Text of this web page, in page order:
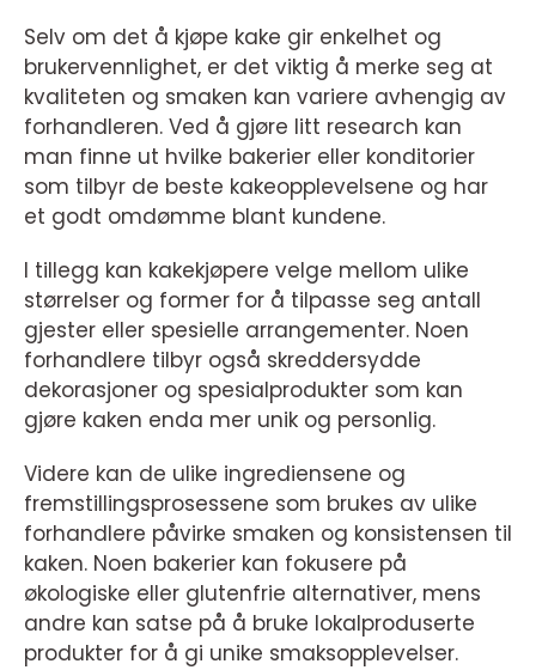
Selv om det å kjøpe kake gir enkelhet og
brukervennlighet, er det viktig å merke seg at
kvaliteten og smaken kan variere avhengig av
forhandleren. Ved å gjøre litt research kan
man finne ut hvilke bakerier eller konditorier
som tilbyr de beste kakeopplevelsene og har
et godt omdømme blant kundene.
I tillegg kan kakekjøpere velge mellom ulike
størrelser og former for å tilpasse seg antall
gjester eller spesielle arrangementer. Noen
forhandlere tilbyr også skreddersydde
dekorasjoner og spesialprodukter som kan
gjøre kaken enda mer unik og personlig.
Videre kan de ulike ingrediensene og
fremstillingsprosessene som brukes av ulike
forhandlere påvirke smaken og konsistensen til
kaken. Noen bakerier kan fokusere på
økologiske eller glutenfrie alternativer, mens
andre kan satse på å bruke lokalproduserte
produkter for å gi unike smaksopplevelser.